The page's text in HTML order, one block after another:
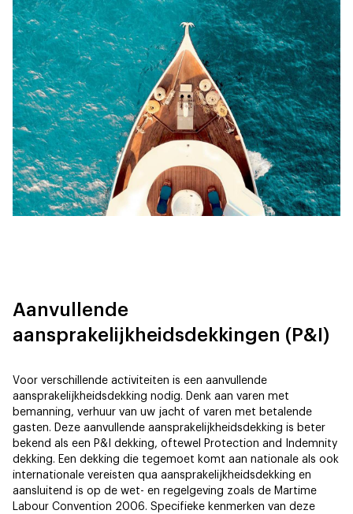
Aanvullende
aansprakelijkheidsdekkingen (P&I)
Voor verschillende activiteiten is een aanvullende
aansprakelijkheidsdekking nodig. Denk aan varen met
bemanning, verhuur van uw jacht of varen met betalende
gasten. Deze aanvullende aansprakelijkheidsdekking is beter
bekend als een P&I dekking, oftewel Protection and Indemnity
dekking. Een dekking die tegemoet komt aan nationale als ook
internationale vereisten qua aansprakelijkheidsdekking en
aansluitend is op de wet- en regelgeving zoals de Martime
Labour Convention 2006. Specifieke kenmerken van deze